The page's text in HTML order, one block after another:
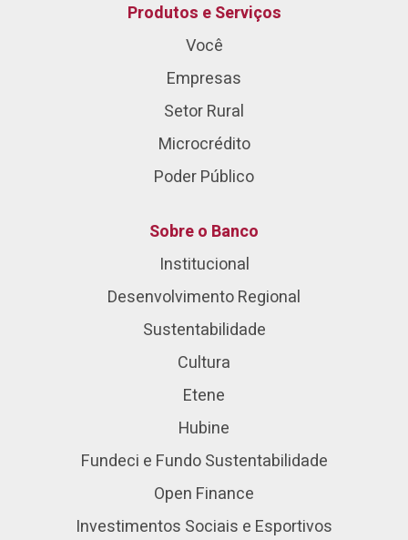
Produtos e Serviços
Você
Empresas
Setor Rural
Microcrédito
Poder Público
Sobre o Banco
Institucional
Desenvolvimento Regional
Sustentabilidade
Cultura
Etene
Hubine
Fundeci e Fundo Sustentabilidade
Open Finance
Investimentos Sociais e Esportivos